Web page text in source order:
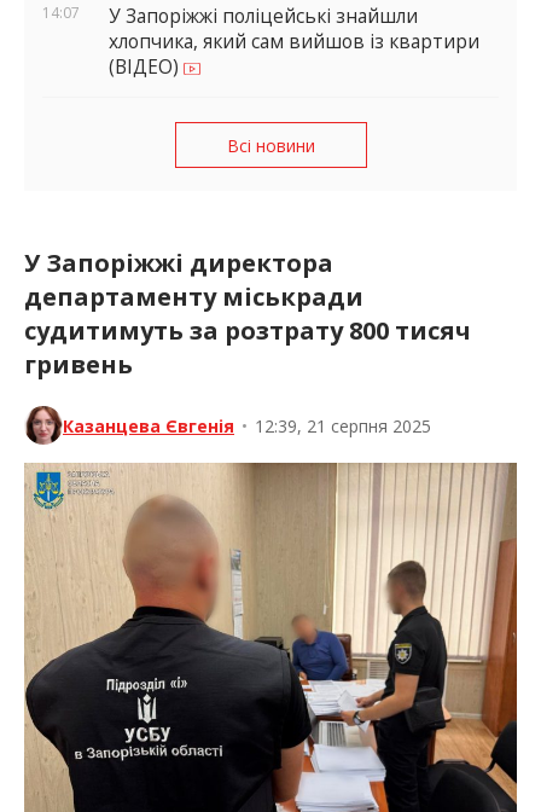
14:07
У Запоріжжі поліцейські знайшли
хлопчика, який сам вийшов із квартири
(ВІДЕО)
Всі новини
У Запоріжжі директора
департаменту міськради
судитимуть за розтрату 800 тисяч
гривень
Казанцева Євгенія • 12:39, 21 серпня 2025